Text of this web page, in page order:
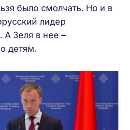
было смолчать. Но и в
лидер
А Зеля в нее –
детям.